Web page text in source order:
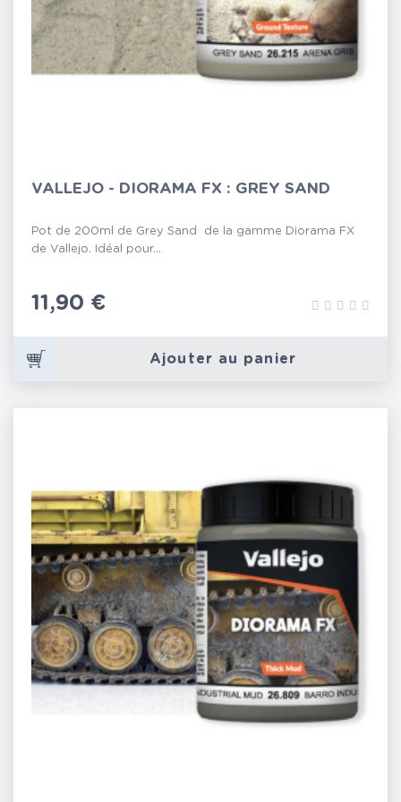
VALLEJO - DIORAMA FX : GREY SAND
Pot de 200ml de Grey Sand de la gamme Diorama FX
de Vallejo. Idéal pour...
Prix
11,90 €
Ajouter au panier